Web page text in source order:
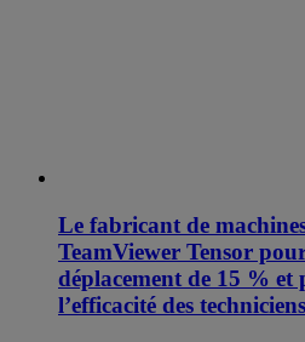
Le fabricant de
TeamViewer Tensor
déplacement de 15 %
l’efficacité des